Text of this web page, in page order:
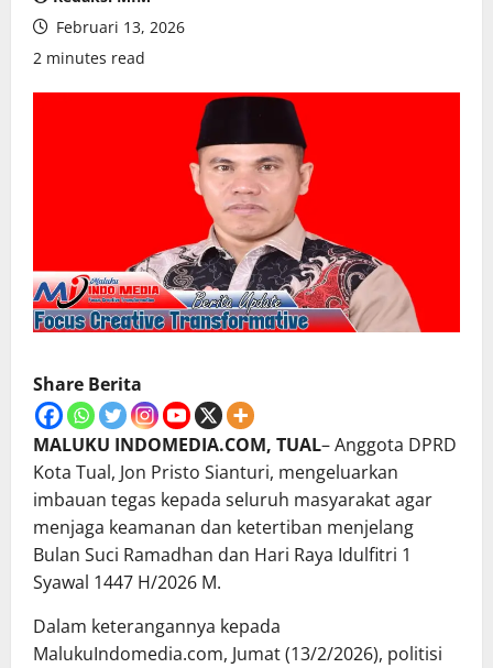
Februari 13, 2026
2 minutes read
Share Berita
MALUKU INDOMEDIA.COM, TUAL– Anggota DPRD
Kota Tual, Jon Pristo Sianturi, mengeluarkan
imbauan tegas kepada seluruh masyarakat agar
menjaga keamanan dan ketertiban menjelang
Bulan Suci Ramadhan dan Hari Raya Idulfitri 1
Syawal 1447 H/2026 M.
Dalam keterangannya kepada
MalukuIndomedia.com, Jumat (13/2/2026), politisi